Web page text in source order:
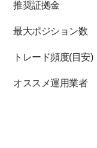
推奨証拠金
最大ポジション数
トレード頻度(目安)
オススメ運用業者